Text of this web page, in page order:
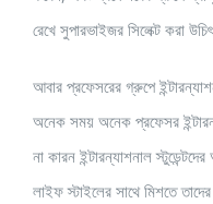
রেখে সুপারভাইজর সিলেক্ট করা
আবার প্রফেসরের গ্রুপে
অনেক সময় অনেক প্রফেসর
না কারন ইন্টারন্যাশনাল
লাইফ স্টাইলের সাথে মিশতে